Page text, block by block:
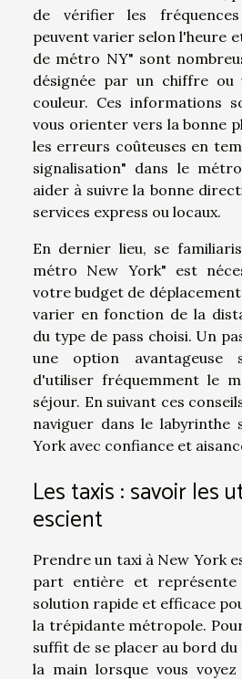
de vérifier les
peuvent varier selon l'heure
de métro NY" sont
désignée par un chiffre
couleur. Ces informations
vous orienter vers la bonne
les erreurs coûteuses en
signalisation" dans le
aider à suivre la bonne
services express ou locaux.
En dernier lieu, se
métro New York" est
votre budget de
varier en fonction de la
du type de pass choisi. Un
une option avantageuse
d'utiliser fréquemment le
séjour. En suivant ces
naviguer dans le labyrinthe
York avec confiance et
Les taxis : savoir les
escient
Prendre un taxi à New York
part entière et représente
solution rapide et efficace
la trépidante métropole.
suffit de se placer au bord
la main lorsque vous